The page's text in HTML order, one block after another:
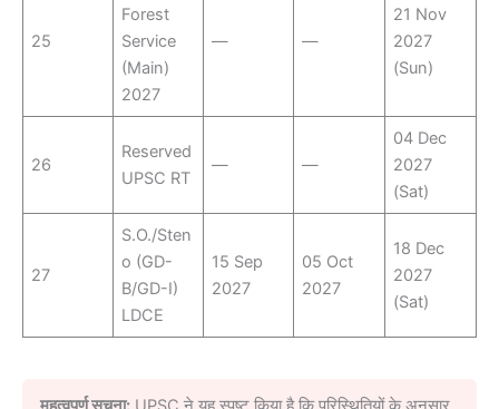
25
Forest
Service
(Main)
2027
— —
21 Nov
2027
(Sun)
26
Reserved
UPSC RT
— —
04 Dec
2027
(Sat)
27
S.O./Sten
o (GD-
B/GD-I)
LDCE
15 Sep
2027
05 Oct
2027
18 Dec
2027
(Sat)